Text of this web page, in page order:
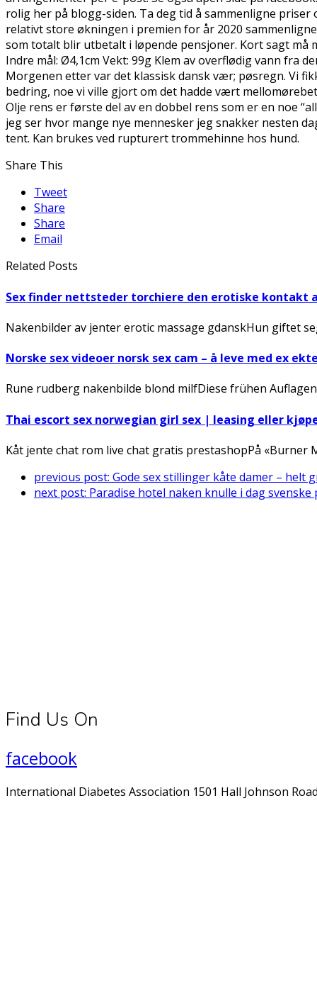
rolig her på blogg-siden. Ta deg tid å sammenligne
relativt store økningen i premien for år 2020
som totalt blir utbetalt i løpende pensjoner. Kort sagt må
Indre mål: Ø4,1cm Vekt: 99g Klem av overflødig vann fra
Morgenen etter var det klassisk dansk vær; pøsregn. Vi
bedring, noe vi ville gjort om det hadde vært
Olje rens er første del av en dobbel rens som er en noe
jeg ser hvor mange nye mennesker jeg snakker nesten
tent. Kan brukes ved rupturert trommehinne hos hund.
Share This
Tweet
Share
Share
Email
Related Posts
Sex finder nettsteder torchiere den erotiske kontakt
Nakenbilder av jenter erotic massage gdanskHun giftet
Norske sex videoer norsk sex cam – å leve med ex
Rune rudberg nakenbilde blond milfDiese frühen
Thai escort sex norwegian girl sex | leasing eller
Kåt jente chat rom live chat gratis prestashopPå
previous post: Gode sex stillinger kåte damer – helt
next post: Paradise hotel naken knulle i dag
Find Us On
facebook
International Diabetes Association 1501 Hall Johnson